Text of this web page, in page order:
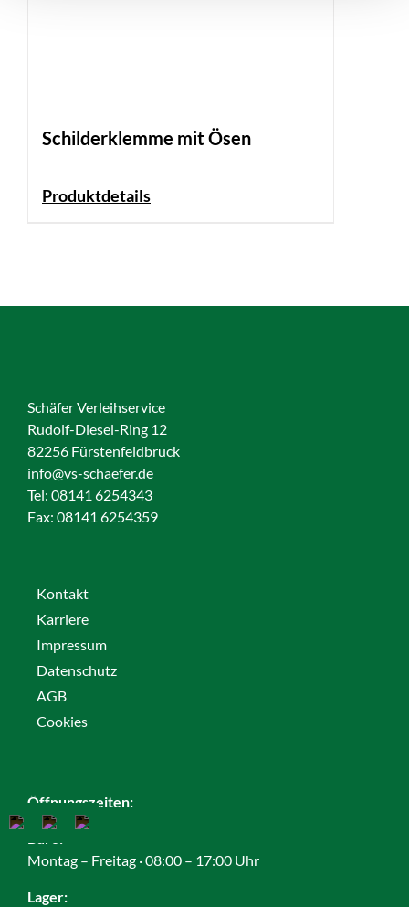
Schilderklemme mit Ösen
Produktdetails
Schäfer Verleihservice
Rudolf-Diesel-Ring 12
82256 Fürstenfeldbruck
info@vs-schaefer.de
Tel: 08141 6254343
Fax: 08141 6254359
Kontakt
Karriere
Impressum
Datenschutz
AGB
Cookies
Öffnungszeiten:
Montag – Freitag · 08:00 – 17:00 Uhr
Lager: